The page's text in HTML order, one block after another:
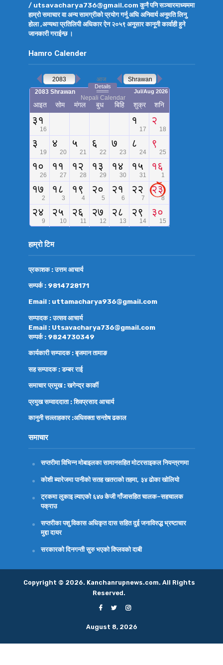
/ utsavacharya736@gmail.com कुनै पनि सञ्चारमाध्यममा
हाम्रो समाचार वा अन्य सामग्रीको प्रयोग गर्नु अघि अनिवार्य अनुमति लिनु
होला ,अन्यथा प्रतिलिपी अधिकार ऐन २०५९ अनुसार कानूनी कार्वाही हुने
जानकारी गराईन्छ ।
Hamro Calender
हाम्रो टिम
प्रकाशक : उत्तम आचार्य
सम्पर्क : 9814728171
Email : uttamacharya936@gmail.com
सम्पादक : उत्सव आचार्य
Email : Utsavacharya736@gmail.com
सम्पर्क : 9824730349
कार्यकारी सम्पादक : बृजमान तामाङ
सह सम्पादक : डम्बर राई
समाचार प्रमुख : खगेन्द्र कार्की
प्रमुख सम्वाददाता : शिवप्रसाद आचार्य
कानुनी सल्लाहकार :अधिवक्तासन्तोष ढकाल
समाचार
सप्तरीमा विभिन्न मोबाइलका सामानसहित मोटरसाइकल नियन्त्रणमा
कोशी ब्यारेजमा पानीको सतह खतराको तहमा, ३४ ढोका खोलियो
ट्रकमा लुकाइ ल्याएको ६४७ केजी गाँजासहित चालक–सहचालक
पक्राउ
सप्तरीका पशु विकास अधिकृत दास सहित दुई जनाविरुद्ध भ्रष्टाचार
मुद्दा दायर
सरकारको दिनगन्ती सुरु भएको विप्लवको दाबी
Copyright © 2026. Kanchanrupnews.com. All Rights
Reserved.
August 8, 2026